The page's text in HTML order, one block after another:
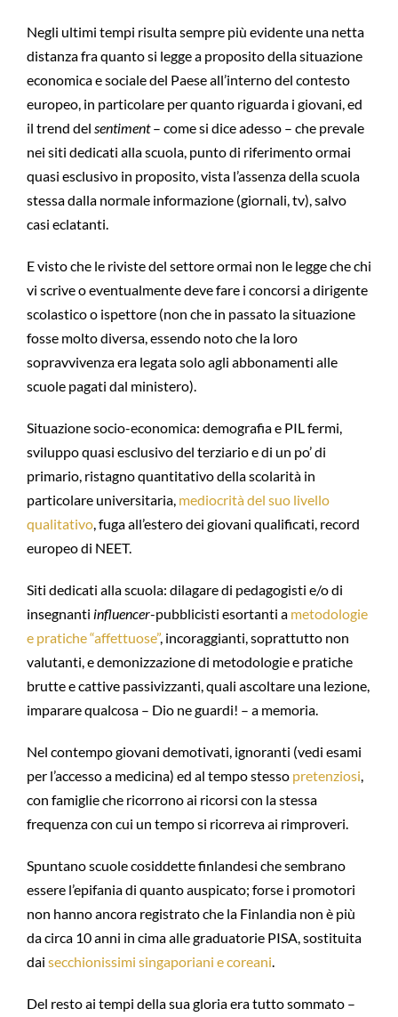
Negli ultimi tempi risulta sempre più evidente una netta
distanza fra quanto si legge a proposito della situazione
economica e sociale del Paese all’interno del contesto
europeo, in particolare per quanto riguarda i giovani, ed
il trend del sentiment– come si dice adesso – che prevale
nei siti dedicati alla scuola, punto di riferimento ormai
quasi esclusivo in proposito, vista l’assenza della scuola
stessa dalla normale informazione (giornali, tv), salvo
casi eclatanti.
E visto che le riviste del settore ormai non le legge che chi
vi scrive o eventualmente deve fare i concorsi a dirigente
scolastico o ispettore (non che in passato la situazione
fosse molto diversa, essendo noto che la loro
sopravvivenza era legata solo agli abbonamenti alle
scuole pagati dal ministero).
Situazione socio-economica: demografia e PIL fermi,
sviluppo quasi esclusivo del terziario e di un po’ di
primario, ristagno quantitativo della scolarità in
particolare universitaria, mediocrità del suo livello
qualitativo, fuga all’estero dei giovani qualificati, record
europeo di NEET.
Siti dedicati alla scuola: dilagare di pedagogisti e/o di
insegnanti influencer-pubblicisti esortanti a metodologie
e pratiche “affettuose”, incoraggianti, soprattutto non
valutanti, e demonizzazione di metodologie e pratiche
brutte e cattive passivizzanti, quali ascoltare una lezione,
imparare qualcosa – Dio ne guardi! – a memoria.
Nel contempo giovani demotivati, ignoranti (vedi esami
per l’accesso a medicina) ed al tempo stesso pretenziosi,
con famiglie che ricorrono ai ricorsi con la stessa
frequenza con cui un tempo si ricorreva ai rimproveri.
Spuntano scuole cosiddette finlandesi che sembrano
essere l’epifania di quanto auspicato; forse i promotori
non hanno ancora registrato che la Finlandia non è più
da circa 10 anni in cima alle graduatorie PISA, sostituita
dai secchionissimi singaporiani e coreani.
Del resto ai tempi della sua gloria era tutto sommato –